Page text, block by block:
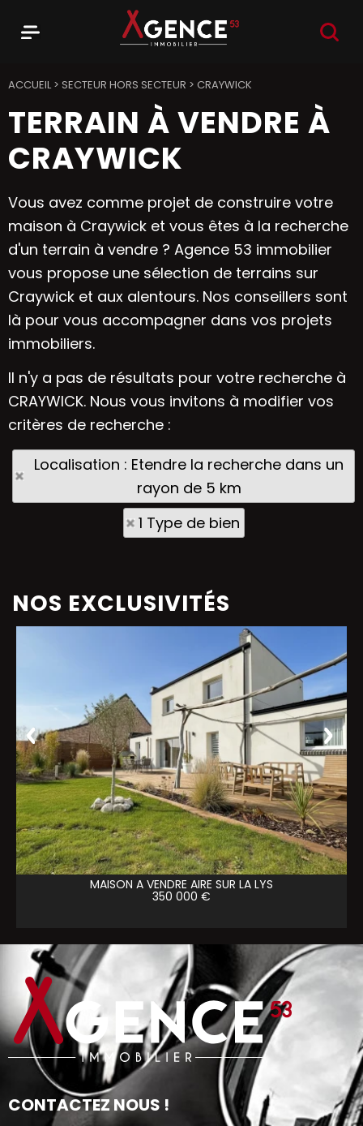
ACCUEIL> SECTEUR HORS SECTEUR > CRAYWICK
TERRAIN À VENDRE À
CRAYWICK
Vous avez comme projet de construire votre
maison à Craywick et vous êtes à la recherche
d'un terrain à vendre ? Agence 53 immobilier
vous propose une sélection de terrains sur
Craywick et aux alentours. Nos conseillers sont
là pour vous accompagner dans vos projets
immobiliers.
Il n'y a pas de résultats pour votre recherche à
CRAYWICK. Nous vous invitons à modifier vos
critères de recherche :
Localisation : Etendre la recherche dans un
rayon de 5 km
1 Type de bien
NOS EXCLUSIVITÉS
MAISON A VENDRE AIRE SUR LA LYS
350 000 €
CONTACTEZ NOUS !